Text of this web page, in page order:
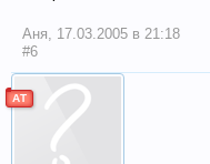
Аня, 17.03.2005 в 21:18
#6
АТ